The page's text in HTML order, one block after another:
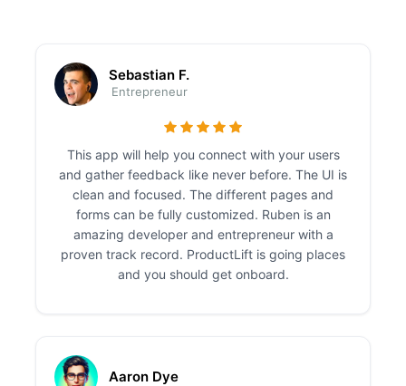
Sebastian F.
Entrepreneur
This app will help you connect with your users
and gather feedback like never before. The UI is
clean and focused. The different pages and
forms can be fully customized. Ruben is an
amazing developer and entrepreneur with a
proven track record. ProductLift is going places
and you should get onboard.
Aaron Dye